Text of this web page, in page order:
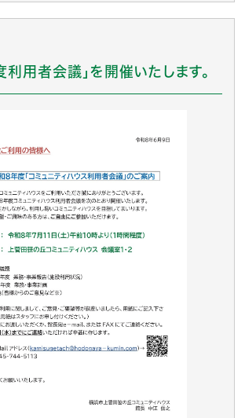
利用者会議」を開催いたします。